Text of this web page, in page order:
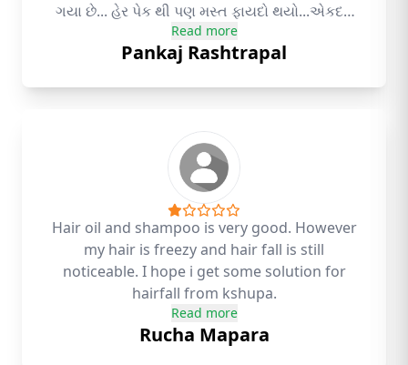
ગયા છે... હેર પેક થી પણ મસ્ત ફાયદો થયો...એકદમ
નેચરલ લાગે છે ... દર 15 દિવસે હરપેક લગાવું છે... એ
લગાવ્યા પછી બહાર નીકળું ત્યારે 5 લોકો તો પૂછે જ કે
પ્રોડક્ટ બનાવી 🙏
Read more
Pankaj Rashtrapal
Hair oil and shampoo is very good. However
my hair is freezy and hair fall is still
noticeable. I hope i get some solution for
hairfall from kshupa.
Read more
Rucha Mapara